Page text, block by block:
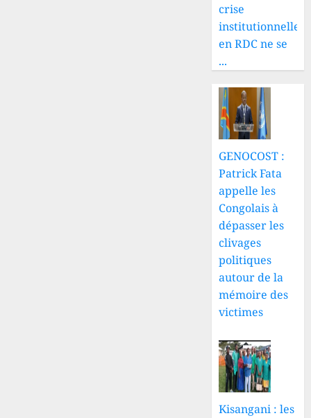
crise
institutionnelle
en RDC ne se
...
GENOCOST :
Patrick Fata
appelle les
Congolais à
dépasser les
clivages
politiques
autour de la
mémoire des
victimes
Kisangani : les